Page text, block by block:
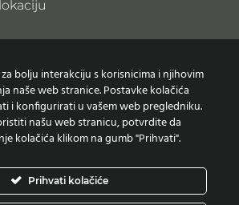
naš newsletter
o korištenju Kolačića
bolju interakciju s korisnicima i njihovim
naše web stranice. Postavke kolačića
i konfigurirati u vašem web pregledniku.
našu web stranicu, potvrdite da
kolačića klikom na gumb "Prihvati".
Prihvati kolačiće